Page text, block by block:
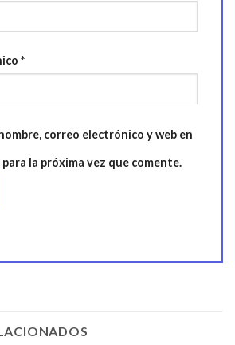
*
correo electrónico y web en
la próxima vez que comente.